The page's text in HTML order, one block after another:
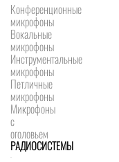
Конференционные
микрофоны
Вокальные
микрофоны
Инструментальные
микрофоны
Петличные
микрофоны
Микрофоны
с
оголовьем
РАДИОСИСТЕМЫ